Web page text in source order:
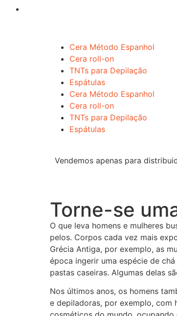
Cera Método Espanhol
Cera roll-on
TNTs para Depilação
Espátulas
Cera Método Espanhol
Cera roll-on
TNTs para Depilação
Espátulas
Vendemos apenas para
Torne-se
O que leva homens e mulheres
pelos. Corpos cada vez mais
Grécia Antiga, por exemplo, as
época ingerir uma espécie de
pastas caseiras. Algumas delas
Nos últimos anos, os homens
e depiladoras, por exemplo, com